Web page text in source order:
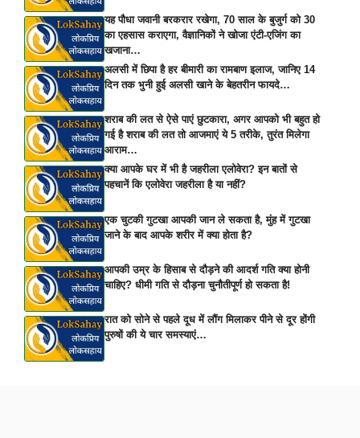
यह पौधा जवानी बरकरार रखेगा, 70 साल के बुजुर्ग को 30
का एहसास कराएगा, वैज्ञानिकों ने खोजा एंटी-एजिंग का
खजाना…
अलसी में छिपा है हर बीमारी का रामबाण इलाज, जानिए 14
दिन तक भुनी हुई अलसी खाने के बेहतरीन फायदे…
शराब की लत से ऐसे पाएं छुटकारा, अगर आपको भी बहुत हो
गई है शराब की लत तो आजमाएं ये 5 तरीके, तुरंत मिलेगा
आराम…
क्या आपके घर में भी है जहरीला एलोवेरा? इन बातों से
पहचानें कि एलोवेरा जहरीला है या नहीं?
एक चुटकी गुटखा आपकी जान ले सकता है, मुंह में गुटखा
जाने के बाद आपके शरीर में क्या होता है?
आपकी उम्र के हिसाब से दौड़ने की आदर्श गति क्या होनी
चाहिए? धीमी गति से दौड़ना चुनौतीपूर्ण हो सकता है!
रात को सोने से पहले दूध में लौंग मिलाकर पीने से दूर होंगी
पुरुषों की ये चार समस्याएं…